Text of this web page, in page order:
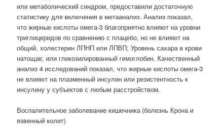
или метаболический синдром, предоставили достаточную
статистику для включения в метаанализ. Анализ показал,
что жирные кислоты омега-3 благоприятно влияют на уровни
триглицеридов по сравнению с плацебо, но не влияют на
общий, холестерин ЛПНП или ЛПВП; Уровень сахара в крови
натощак; или гликозилированный гемоглобин. Качественный
анализ 4 исследований показал, что жирные кислоты омега-3
не влияют на плазменный инсулин или резистентность к
инсулину у субъектов с любым расстройством.
Воспалительное заболевание кишечника (болезнь Крона и
язвенный колит)